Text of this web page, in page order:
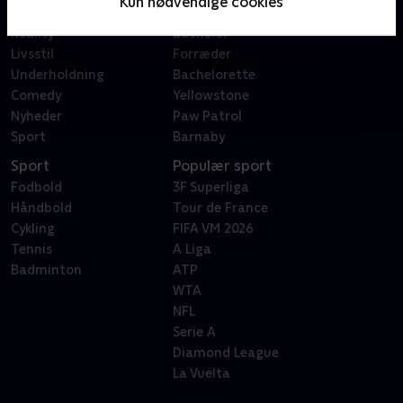
Reality
Livsstil
Underholdning
Comedy
Nyheder
Sport
X Factor
Bachelor
Forræder
Bachelorette
Yellowstone
Paw Patrol
Barnaby
Sport
Fodbold
Håndbold
Cykling
Tennis
Badminton
Populær sport
3F Superliga
Tour de France
FIFA VM 2026
A Liga
ATP
WTA
NFL
Serie A
Diamond League
La Vuelta